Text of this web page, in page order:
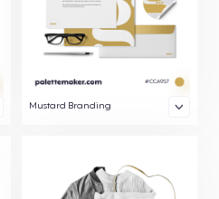
Mustard Branding